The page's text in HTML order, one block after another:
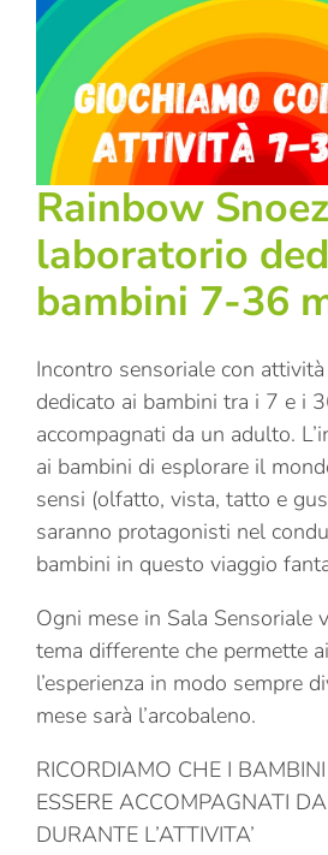
Rainbow
laboratorio
bambini 7-36
Incontro sensoriale con
dedicato ai bambini tra i 7 e i
accompagnati da un adulto.
ai bambini di esplorare il
sensi (olfatto, vista, tatto e
saranno protagonisti nel
bambini in questo viaggio
Ogni mese in Sala Sensoriale
tema differente che permette
l’esperienza in modo sempre
mese sarà l’arcobaleno.
RICORDIAMO CHE I
ESSERE ACCOMPAGNATI
DURANTE L’ATTIVITA’